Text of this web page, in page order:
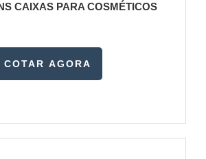
CAIXAS PARA COSMÉTICOS
COTAR AGORA